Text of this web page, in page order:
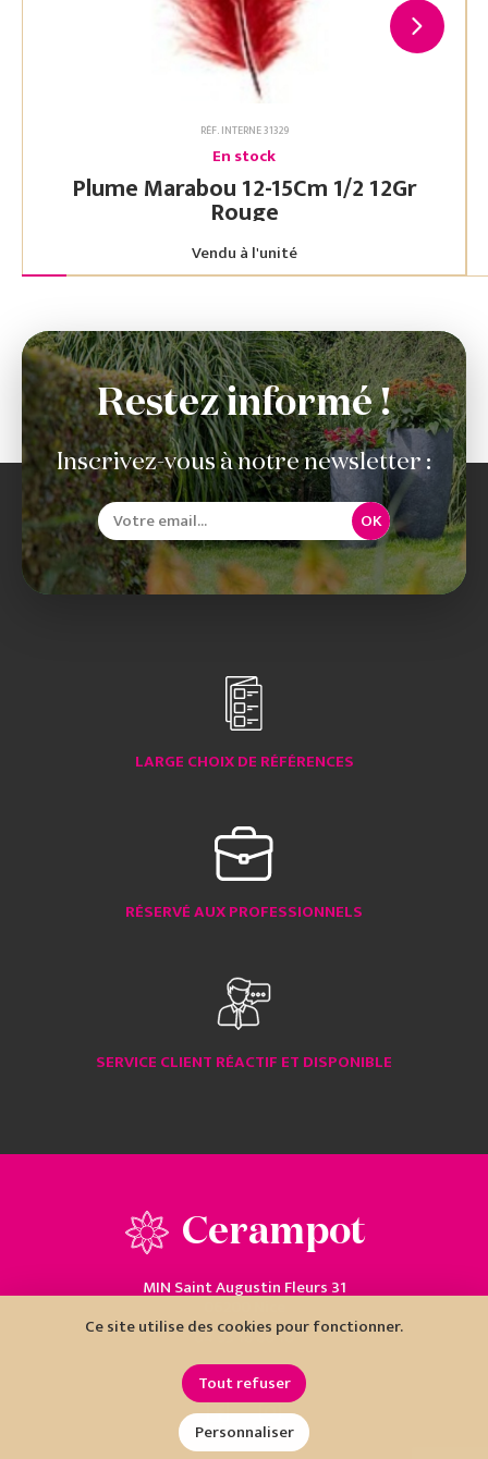
RÉF. INTERNE 31329
En stock
Plume Marabou 12-15Cm 1/2 12Gr
Rouge
Vendu à l'unité
Restez informé !
Inscrivez-vous à notre newsletter :
OK
LARGE CHOIX DE RÉFÉRENCES
RÉSERVÉ AUX PROFESSIONNELS
SERVICE CLIENT RÉACTIF ET DISPONIBLE
Cerampot
MIN Saint Augustin Fleurs 31
04 93 18 80 10
Ce site utilise des cookies pour fonctionner.
Tout refuser
Personnaliser